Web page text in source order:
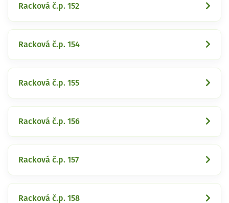
Racková č.p. 152
Racková č.p. 154
Racková č.p. 155
Racková č.p. 156
Racková č.p. 157
Racková č.p. 158